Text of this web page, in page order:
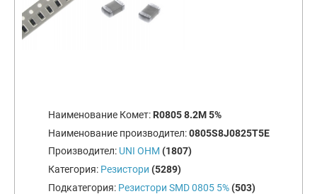
Наименование Комет: R0805 8.2M 5%
Наименование производител:0805S8J0825T5E
Производител: UNI OHM (1807)
Категория: Резистори (5289)
Подкатегория: Резистори SMD 0805 5% (503)